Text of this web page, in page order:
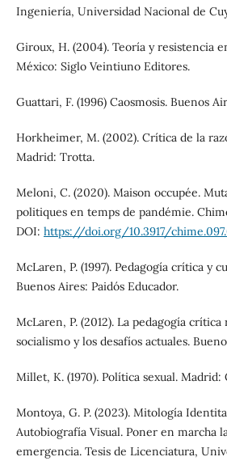
Ingeniería, Universidad Nacional de
Giroux, H. (2004). Teoría y resistencia
México: Siglo Veintiuno Editores.
Guattari, F. (1996) Caosmosis. Buenos
Horkheimer, M. (2002). Crítica de la
Madrid: Trotta.
Meloni, C. (2020). Maison occupée.
politiques en temps de pandémie.
DOI: https://doi.org/10.3917/
McLaren, P. (1997). Pedagogía crítica y
Buenos Aires: Paidós Educador.
McLaren, P. (2012). La pedagogía
socialismo y los desafíos actuales.
Millet, K. (1970). Política sexual. Madrid:
Montoya, G. P. (2023). Mitología
Autobiografía Visual. Poner en marcha
emergencia. Tesis de Licenciatura,